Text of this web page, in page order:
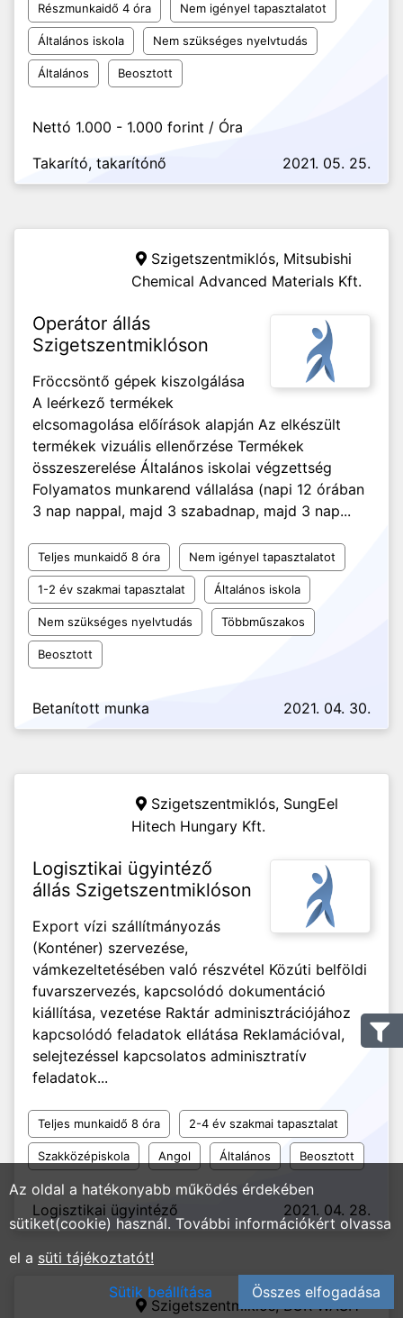
Részmunkaidő 4 óra Nem igényel tapasztalatot
Általános iskola Nem szükséges nyelvtudás
Általános Beosztott
Nettó 1.000 - 1.000 forint / Óra
Takarító, takarítónő
2021. 05. 25.
Szigetszentmiklós, Mitsubishi
Chemical Advanced Materials Kft.
Operátor állás
Szigetszentmiklóson
Fröccsöntő gépek kiszolgálása
A leérkező termékek
elcsomagolása előírások alapján Az elkészült
termékek vizuális ellenőrzése Termékek
összeszerelése Általános iskolai végzettség
Folyamatos munkarend vállalása (napi 12 órában
3 nap nappal, majd 3 szabadnap, majd 3 nap...
Teljes munkaidő 8 óra Nem igényel tapasztalatot
1-2 év szakmai tapasztalat Általános iskola
Nem szükséges nyelvtudás Többműszakos
Beosztott
Betanított munka 2021. 04. 30.
Szigetszentmiklós, SungEel
Hitech Hungary Kft.
Logisztikai ügyintéző
állás Szigetszentmiklóson
Export vízi szállítmányozás
(Konténer) szervezése,
vámkezeltetésében való részvétel Közúti belföldi
fuvarszervezés, kapcsolódó dokumentáció
kiállítása, vezetése Raktár adminisztrációjához
kapcsolódó feladatok ellátása Reklamációval,
selejtezéssel kapcsolatos adminisztratív
feladatok...
Teljes munkaidő 8 óra 2-4 év szakmai tapasztalat
Szakközépiskola Angol Általános Beosztott
Logisztikai ügyintéző 2021. 04. 28.
Szigetszentmiklós,BGR WASH
Az oldal a hatékonyabb működés érdekében
sütiket(cookie) használ. További információkért olvassa
el a süti tájékoztatót!
Sütik beállítása
Összes elfogadása